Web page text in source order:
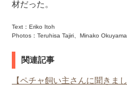
材だった。
Text：Eriko Itoh
Photos：Teruhisa Tajiri、Minako Okuyama
関連記事
【ペチャ飼い主さんに聞きま